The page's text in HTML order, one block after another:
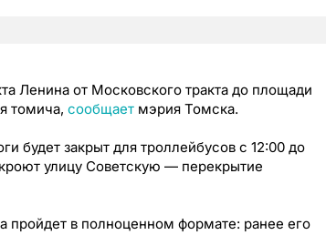
Ленина от Московского тракта до площади
томича, сообщает мэрия Томска.
будет закрыт для троллейбусов с 12:00 до
улицу Советскую — перекрытие
пройдет в полноценном формате: ранее его